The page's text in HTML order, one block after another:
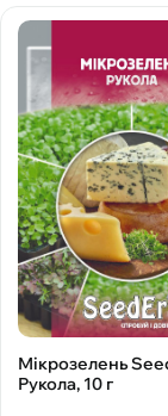
Мікрозелень
Рукола, 10 г